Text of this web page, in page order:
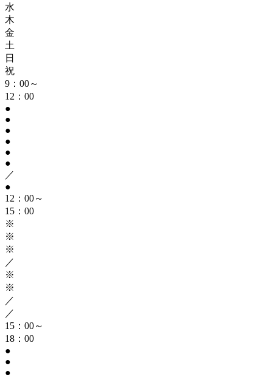
水
木
金
土
日
祝
9：00～
12：00
●
●
●
●
●
●
／
●
12：00～
15：00
※
※
※
／
※
※
／
／
15：00～
18：00
●
●
●